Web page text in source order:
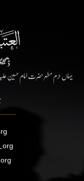
یہاں حرم مطہر حضرت امام حسین